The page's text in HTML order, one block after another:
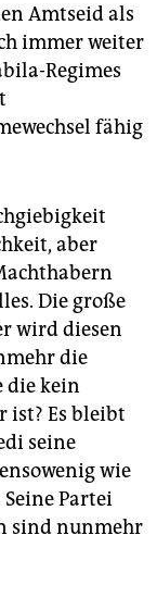
Amtseid als
immer weiter
Regimes
fähig
aber
Die große
wird diesen
die
die kein
ist? Es bleibt
seine
wie
Partei
sind nunmehr